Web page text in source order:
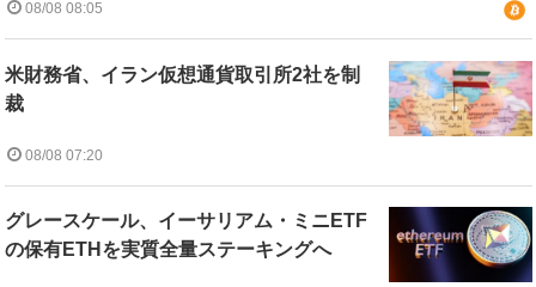
08/08 08:05
米財務省、イラン仮想通貨取引所2社を制
裁
08/08 07:20
グレースケール、イーサリアム・ミニETF
の保有ETHを実質全量ステーキングへ